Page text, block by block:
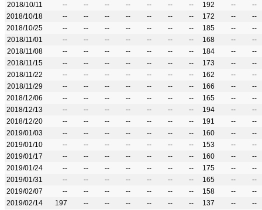
2018/10/11
-- -- -- -- -- -- -- 192 --
--
2018/10/18
-- -- -- -- -- -- -- 172 --
--
2018/10/25
-- -- -- -- -- -- -- 185 --
--
2018/11/01
-- -- -- -- -- -- -- 168 --
--
2018/11/08
-- -- -- -- -- -- -- 184 --
--
2018/11/15
-- -- -- -- -- -- -- 173 --
--
2018/11/22
-- -- -- -- -- -- -- 162 --
--
2018/11/29
-- -- -- -- -- -- -- 166 --
--
2018/12/06
-- -- -- -- -- -- -- 165 --
--
2018/12/13
-- -- -- -- -- -- -- 194 --
--
2018/12/20
-- -- -- -- -- -- -- 191 --
--
2019/01/03
-- -- -- -- -- -- -- 160 --
--
2019/01/10
-- -- -- -- -- -- -- 153 --
--
2019/01/17
-- -- -- -- -- -- -- 160 --
--
2019/01/24
-- -- -- -- -- -- -- 175 --
--
2019/01/31
-- -- -- -- -- -- -- 165 --
--
2019/02/07
-- -- -- -- -- -- -- 158 --
--
2019/02/14
197 -- -- -- -- -- -- 137 --
--